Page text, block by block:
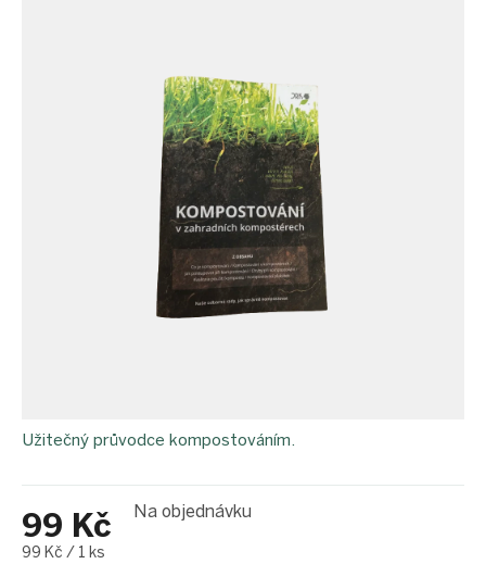
99 Kč
Měrná
99 Kč / 1 ks
Na objednávku
Užitečný průvodce kompostováním.